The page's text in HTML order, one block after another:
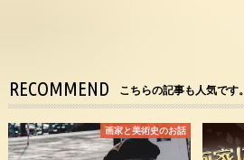
RECOMMEND こちらの記事も人気です。
画家と美術史のお話